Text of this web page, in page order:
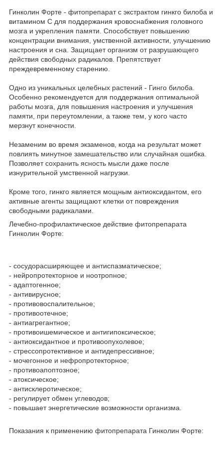
Гинколин Форте - фитопрепарат с экстрактом гинкго билоба и
витамином С для поддержания кровоснабжения головного
мозга и укрепления памяти. Способствует повышению
концентрации внимания, умственной активности, улучшению
настроения и сна. Защищает организм от разрушающего
действия свободных радикалов. Препятствует
преждевременному старению.
Одно из уникальных целебных растений - Гинго билоба.
Особенно рекомендуется для поддержания оптимальной
работы мозга, для повышения настроения и улучшения
памяти, при переутомлении, а также тем, у кого часто
мерзнут конечности.
Незаменим во время экзаменов, когда на результат может
повлиять минутное замешательство или случайная ошибка.
Позволяет сохранить ясность мысли даже после
изнурительной умственной нагрузки.
Кроме того, гинкго является мощным антиоксидантом, его
активные агенты защищают клетки от повреждения
свободными радикалами.
Лечебно-профилактическое действие фитопрепарата
Гинколин Форте:
- сосудорасширяющее и антиспазматическое;
- нейропротекторное и ноотропное;
- адаптогенное;
- антивирусное;
- противовоспалительное;
- противоотечное;
- антиагрегантное;
- противоишемическое и антигипоксическое;
- антиоксидантное и противоопухолевое;
- стрессопротективное и антидепрессивное;
- мочегонное и нефропротекторное;
- противоапоптозное;
- атоксическое;
- антисклеротическое;
- регулирует обмен углеводов;
- повышает энергетические возможности организма.
Показания к применению фитопрепарата Гинколин Форте: